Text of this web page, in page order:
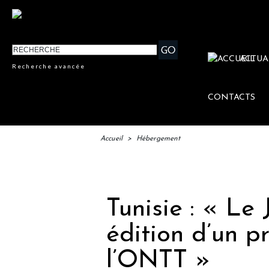
Recherche avancée
CONTACTS
Accueil > Hébergement
Tunisie : « Le
édition d’un
l’ONTT »